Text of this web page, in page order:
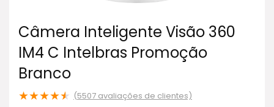
Câmera Inteligente Visão 360
IM4 C Intelbras Promoção
Branco
★★★★★ (5507 avaliações de clientes)